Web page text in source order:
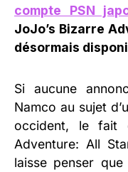
compte PSN
JoJo’s Bizarre
désormais
Si aucune
Namco au sujet
occident, le fait
Adventure: All
laisse penser